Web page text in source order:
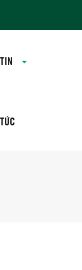
TIN
TỨC